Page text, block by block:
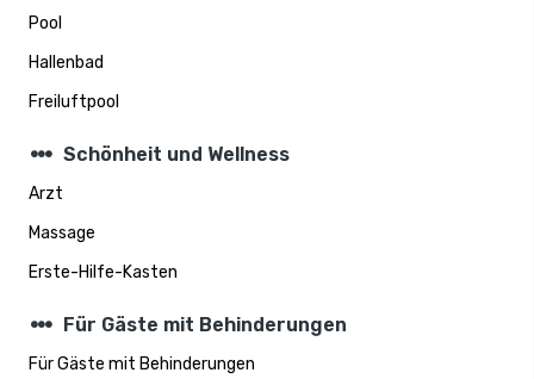
Pool
Hallenbad
Freiluftpool
steppers Schönheit und Wellness
Arzt
Massage
Erste-Hilfe-Kasten
steppers Für Gäste mit Behinderungen
Für Gäste mit Behinderungen